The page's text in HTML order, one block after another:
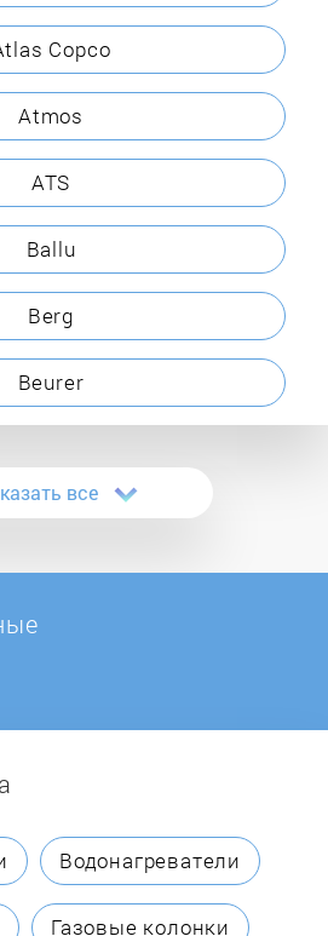
Copco
Atmos
ATS
Ballu
Berg
Beurer
CDT Audio
Ceccato
Comprag
Dalgakiran
Dali
все
Водонагреватели
Газовые колонки